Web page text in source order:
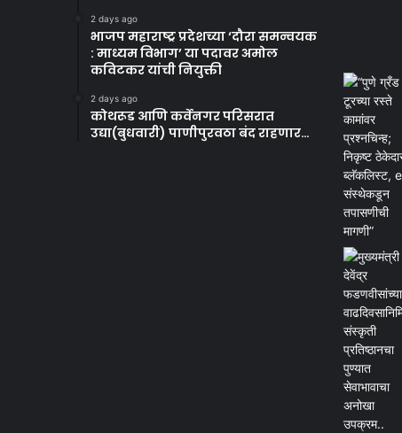
2 days ago
भाजप महाराष्ट्र प्रदेशच्या ‘दौरा समन्वयक
: माध्यम विभाग’ या पदावर अमोल
कविटकर यांची नियुक्ती
2 days ago
कोथरूड आणि कर्वेनगर परिसरात
उद्या(बुधवारी) पाणीपुरवठा बंद राहणार…